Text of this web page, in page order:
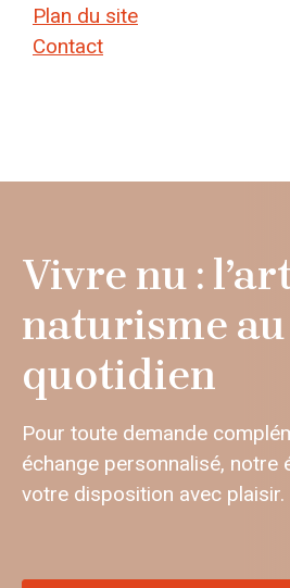
Plan du site
Contact
Vivre nu :
naturisme au
quotidien
Pour toute demande
échange personnalisé, notre
votre disposition avec plaisir.